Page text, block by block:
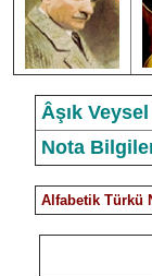
Âşık
Nota
Alfabetik Türkü